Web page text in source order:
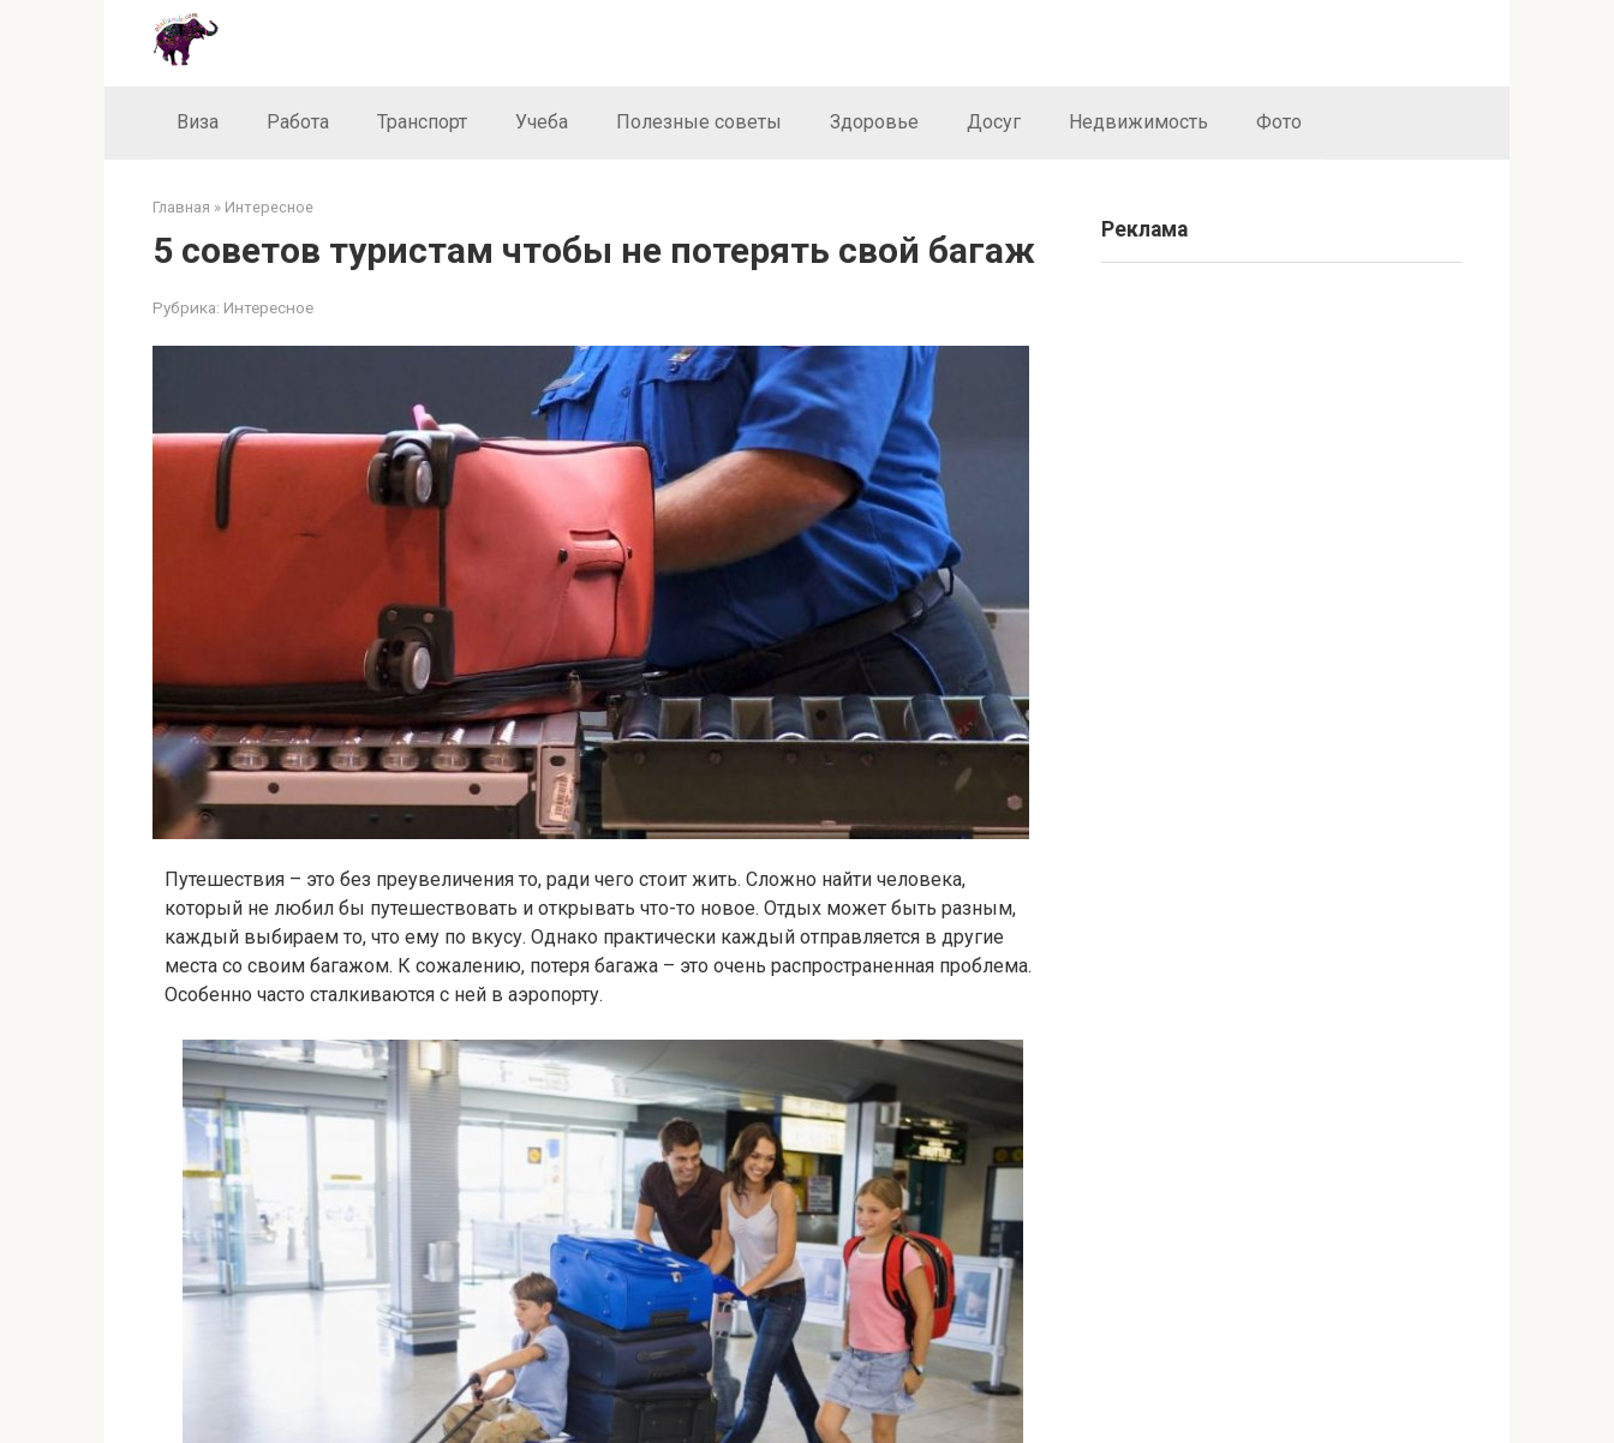
Виза Работа Транспорт Учеба Полезные советы Здоровье Досуг Недвижимость Фото
Главная » Интересное
5 советов туристам чтобы не потерять свой багаж
Рубрика: Интересное
Путешествия – это без преувеличения то, ради чего стоит жить. Сложно найти человека,
который не любил бы путешествовать и открывать что-то новое. Отдых может быть разным,
каждый выбираем то, что ему по вкусу. Однако практически каждый отправляется в другие
места со своим багажом. К сожалению, потеря багажа – это очень распространенная проблема.
Особенно часто сталкиваются с ней в аэропорту.
Реклама